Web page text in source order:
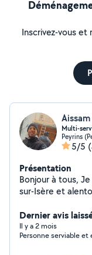
Inscrivez-vous et
Multi-
Peyrins
5/5
Présentation
Bonjour à tous, Je propose mes services sur Romans-
sur-Isère et
Menuiseries Pose de placo Pose de parquet Petite
peinture / ponçage Montage de meubles IKEA Fixation
TV au mur / petits
Dernier avis
Il y a 2 mois
Personne serviable